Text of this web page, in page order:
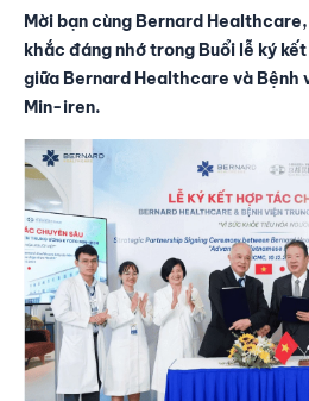
Mời bạn cùng Bernard
khắc đáng nhớ trong Buổi lễ ký
giữa Bernard Healthcare và Bệnh
Min-iren.